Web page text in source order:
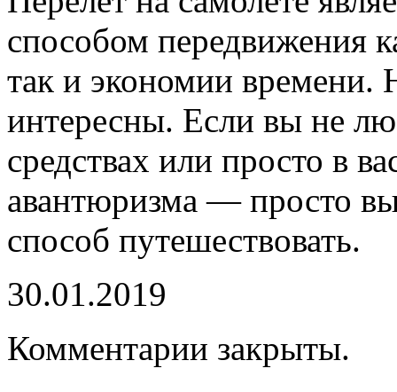
способом передвижения
так и экономии времени.
интересны. Если вы не
средствах или просто в
авантюризма — просто
способ путешествовать.
30.01.2019
Комментарии закрыты.